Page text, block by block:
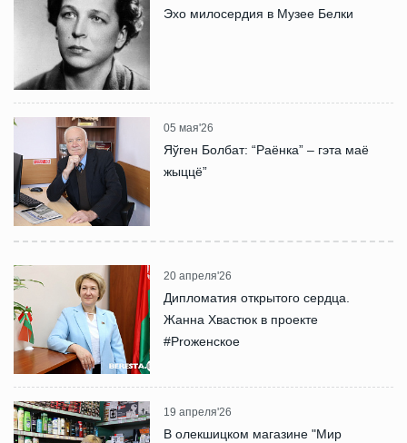
Эхо милосердия в Музее Белки
05 мая'26
Яўген Болбат: “Раёнка” – гэта маё
жыццё”
20 апреля'26
Дипломатия открытого сердца.
Жанна Хвастюк в проекте
#Proженское
19 апреля'26
В олекшицком магазине "Мир